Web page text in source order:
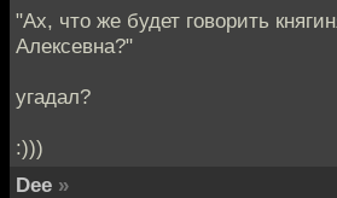
"Ах, что же будет говорить
Алексевна?"
угадал?
:)))
Dee »